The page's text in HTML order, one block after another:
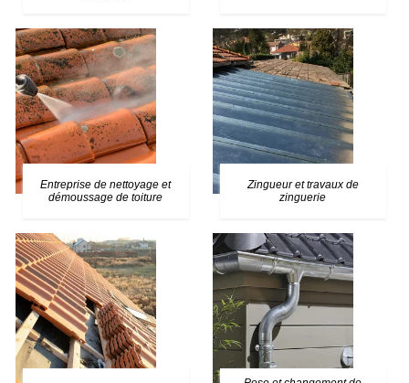
Entreprise de nettoyage et
démoussage de toiture
Zingueur et travaux de
zinguerie